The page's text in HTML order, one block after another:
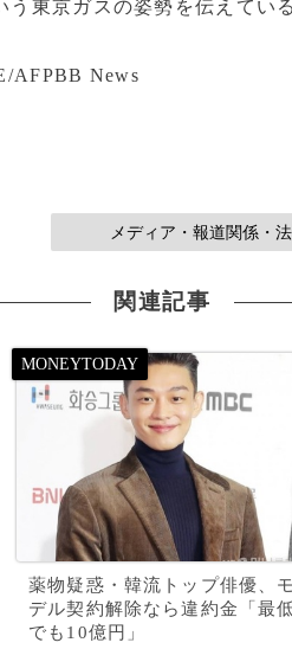
東京ガスの姿勢を伝えてい
AFPBB News
メディア・報道関係・
関連記事
薬物疑惑・韓流トップ俳優、モ
デル契約解除なら違約金「最
でも10億円」